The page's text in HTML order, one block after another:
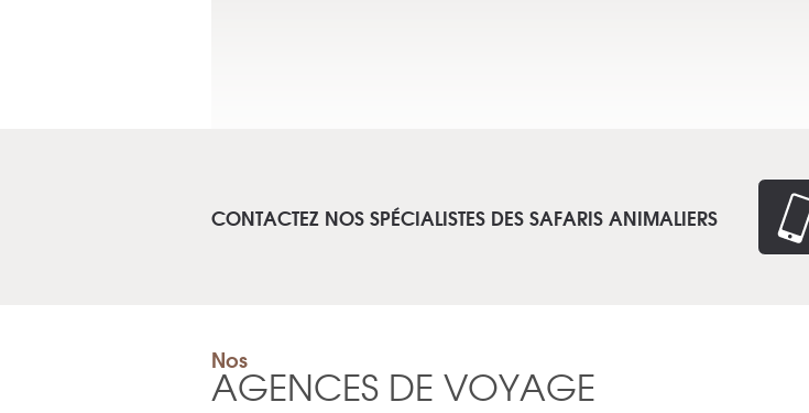
CONTACTEZ NOS SPÉCIALISTES DES SAFARIS ANIMALIERS
Nos
AGENCES DE VOYAGE